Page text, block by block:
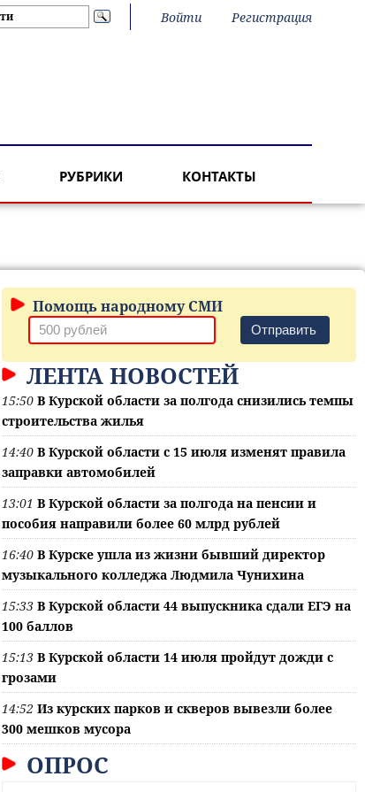
Войти Регистрация
РУБРИКИ КОНТАКТЫ
Помощь народному СМИ
Отправить
ЛЕНТА НОВОСТЕЙ
15:50 В Курской области за полгода снизились темпы
строительства жилья
14:40 В Курской области с 15 июля изменят правила
заправки автомобилей
13:01 В Курской области за полгода на пенсии и
пособия направили более 60 млрд рублей
16:40 В Курске ушла из жизни бывший директор
музыкального колледжа Людмила Чунихина
15:33 В Курской области 44 выпускника сдали ЕГЭ на
100 баллов
15:13 В Курской области 14 июля пройдут дожди с
грозами
14:52 Из курских парков и скверов вывезли более
300 мешков мусора
ОПРОС